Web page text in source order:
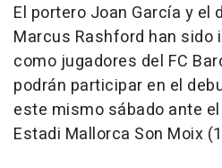
El portero Joan García y el
Marcus Rashford han
como jugadores del FC
podrán participar en el
este mismo sábado ante
Estadi Mallorca Son Moix